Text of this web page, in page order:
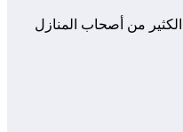
من أصحاب المنازل